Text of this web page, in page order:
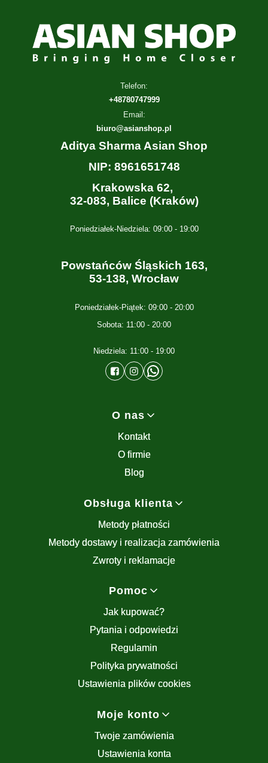
Telefon:
+48780747999
Email:
biuro@asianshop.pl
Aditya Sharma Asian Shop
NIP: 8961651748
Krakowska 62,
32-083, Balice (Kraków)
Poniedziałek-Niedziela: 09:00 - 19:00
Powstańców Śląskich 163,
53-138, Wrocław
Poniedziałek-Piątek: 09:00 - 20:00
Sobota: 11:00 - 20:00
Niedziela: 11:00 - 19:00
O nas
Kontakt
O firmie
Blog
Obsługa klienta
Metody płatności
Metody dostawy i realizacja zamówienia
Zwroty i reklamacje
Pomoc
Jak kupować?
Pytania i odpowiedzi
Regulamin
Polityka prywatności
Ustawienia plików cookies
Moje konto
Twoje zamówienia
Ustawienia konta